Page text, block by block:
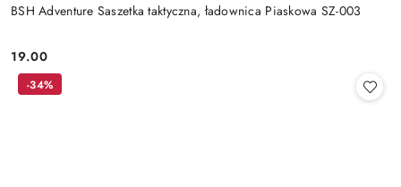
BSH Adventure Saszetka taktyczna, ładownica Piaskowa SZ-003
Cena:
19.00
-34%